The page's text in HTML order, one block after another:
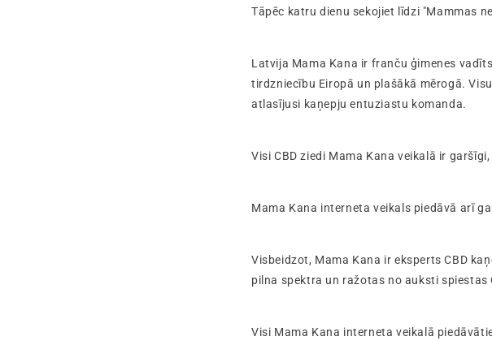
Tāpēc katru dienu sekojiet līdzi "Mammas
Latvija Mama Kana ir franču ģimenes
tirdzniecību Eiropā un plašākā mērogā.
atlasījusi kaņepju entuziastu komanda.
Visi CBD ziedi Mama Kana veikalā ir
Mama Kana interneta veikals piedāvā arī
Visbeidzot, Mama Kana ir eksperts CBD
pilna spektra un ražotas no auksti spiestas
Visi Mama Kana interneta veikalā